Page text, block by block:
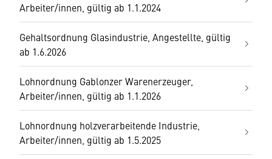
Arbeiter/innen, gültig ab 1.1.2024
Gehaltsordnung Glasindustrie, Angestellte, gültig
ab 1.6.2026
Lohnordnung Gablonzer Warenerzeuger,
Arbeiter/innen, gültig ab 1.1.2026
Lohnordnung holzverarbeitende Industrie,
Arbeiter/innen, gültig ab 1.5.2025